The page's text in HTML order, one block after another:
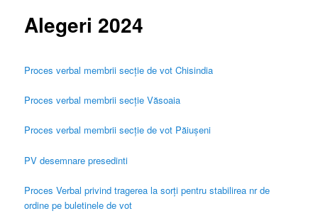
Alegeri 2024
Proces verbal membrii secție de vot Chisindia
Proces verbal membrii secție Văsoaia
Proces verbal membrii secție de vot Păiușeni
PV desemnare presedinti
Proces Verbal privind tragerea la sorți pentru stabilirea nr de
ordine pe buletinele de vot